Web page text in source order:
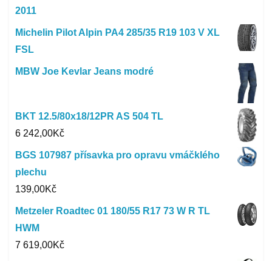
2011
Michelin Pilot Alpin PA4 285/35 R19 103 V XL
FSL
MBW Joe Kevlar Jeans modré
BKT 12.5/80x18/12PR AS 504 TL
6 242,00Kč
BGS 107987 přísavka pro opravu vmáčklého
plechu
139,00Kč
Metzeler Roadtec 01 180/55 R17 73 W R TL
HWM
7 619,00Kč